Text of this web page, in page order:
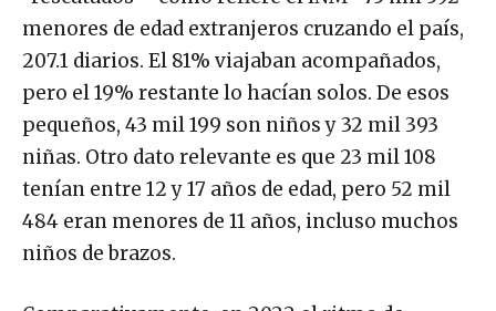
menores de edad extranjeros cruzando el país,
207.1 diarios. El 81% viajaban acompañados,
pero el 19% restante lo hacían solos. De esos
pequeños, 43 mil 199 son niños y 32 mil 393
niñas. Otro dato relevante es que 23 mil 108
tenían entre 12 y 17 años de edad, pero 52 mil
484 eran menores de 11 años, incluso muchos
niños de brazos.